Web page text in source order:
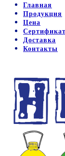
Главная
Продукция
Цена
Доставка
Контакты